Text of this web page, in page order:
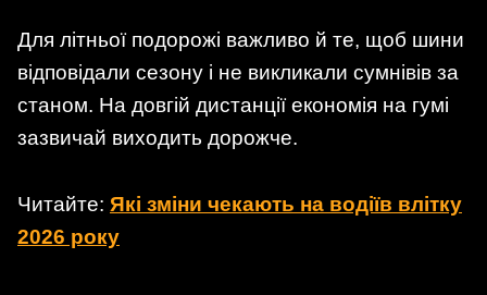
Для літньої подорожі важливо й те, щоб шини
відповідали сезону і не викликали сумнівів за
станом. На довгій дистанції економія на гумі
зазвичай виходить дорожче.
Читайте: Які зміни чекають на водіїв влітку
2026 року